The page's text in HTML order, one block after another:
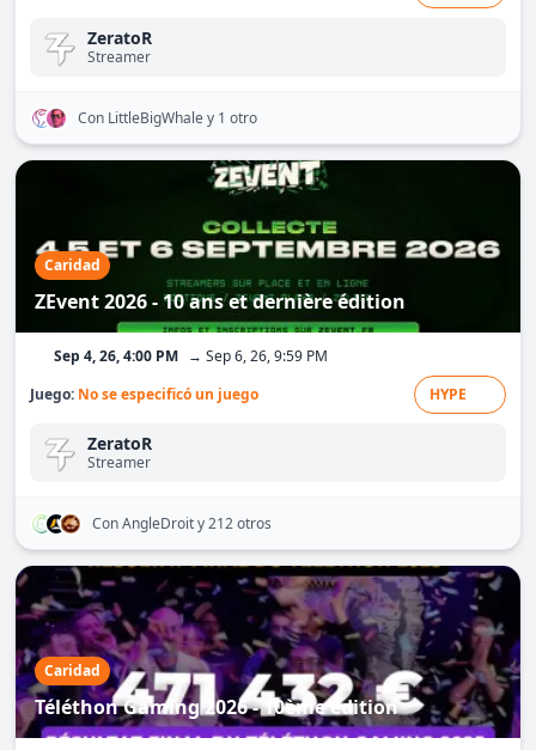
ZeratoR
Streamer
Con LittleBigWhaley 1 otro
Caridad
ZEvent 2026 - 10 ans et dernière édition
Sep 4, 26, 4:00 PM → Sep 6, 26, 9:59 PM
Juego: No se especificó un juego HYPE
ZeratoR
Streamer
Con AngleDroity 212 otros
Caridad
Téléthon Gaming 2026 - 10ème édition